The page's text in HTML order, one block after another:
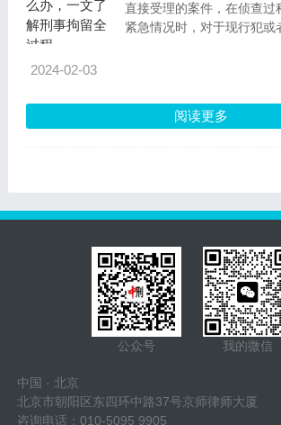
直接受理的案件，在侦查过
紧急情况时，对于现行犯或
2024-02-03
阅读更多
公众号 我的微信
中国 · 北京
北京市朝阳区东四环中路37号京师律师大厦
咨询电话：010-5095 9905